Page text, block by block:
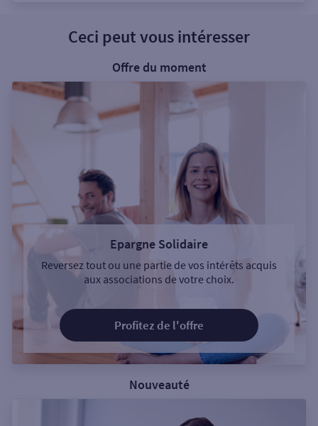
Ceci peut vous intéresser
Offre du moment
Epargne Solidaire
Reversez tout ou une partie de vos intérêts acquis
aux associations de votre choix.
Profitez de l'offre
Nouveauté